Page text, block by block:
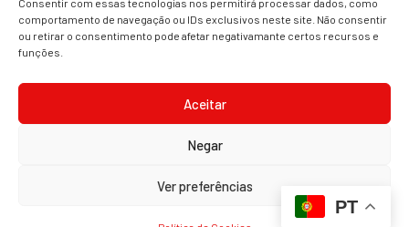
Consentir com essas tecnologias nos permitirá processar dados, como
comportamento de navegação ou IDs exclusivos neste site. Não consentir
ou retirar o consentimento pode afetar negativamante certos recursos e
funções.
Aceitar
Negar
Ver preferências
seus respetivos proprietários.
Illimitatus Agency
Política de Privacidade
PT